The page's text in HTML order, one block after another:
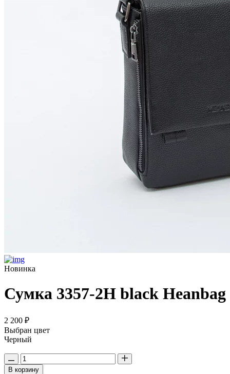
Новинка
Сумка 3357-2H black Heanbag
2 200 ₽
Выбран цвет
Черный
В корзину